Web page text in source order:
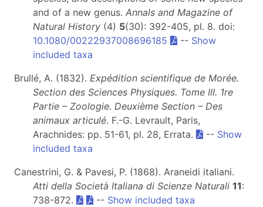
and of a new genus. Annals and Magazine of
Natural History (4) 5(30): 392-405, pl. 8. doi:
10.1080/00222937008696185
-- Show
included taxa
Brullé, A. (1832). Expédition scientifique de Morée.
Section des Sciences Physiques. Tome III. 1re
Partie – Zoologie. Deuxième Section – Des
animaux articulé. F.-G. Levrault, Paris,
Arachnides: pp. 51-61, pl. 28, Errata.
-- Show
included taxa
Canestrini, G. & Pavesi, P. (1868). Araneidi italiani.
Atti della Società Italiana di Scienze Naturali 11:
738-872.
-- Show included taxa